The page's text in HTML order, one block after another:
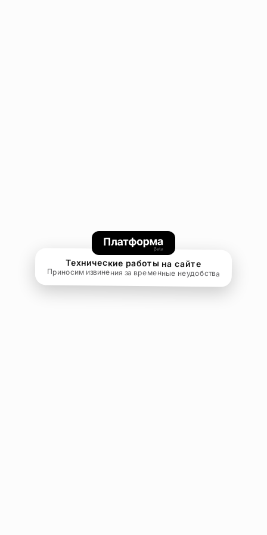
Технические работы на сайте
Приносим извинения за временные неудобства